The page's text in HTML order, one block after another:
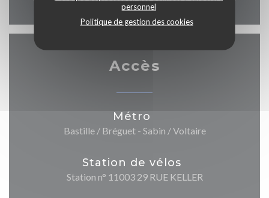
personnel
Politique de gestion des cookies
Accès
Métro
Bastille / Bréguet - Sabin / Voltaire
Station de vélos
Station n° 11003 29 RUE KELLER